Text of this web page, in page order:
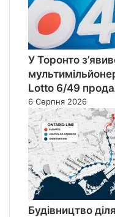
У Торонто
Lotto 6/49
6 Серпня 2026
Будівництво